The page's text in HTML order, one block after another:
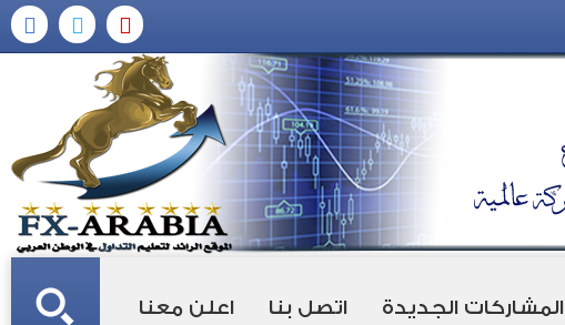
المشاركات الجديدة اتصل بنا اعلن معنا